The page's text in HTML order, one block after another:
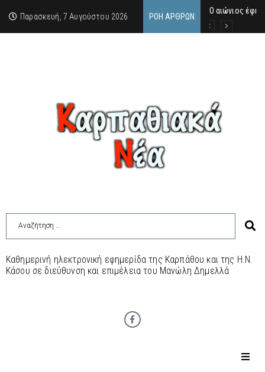
Παρασκευή, 7 Αυγούστου 2026 ΡΟΉ ΆΡΘΡΩΝ
Ο αιώνιος
Δικαστική
Άμεση
Καθημερινή ηλεκτρονική εφημερίδα της Καρπάθου και της Η.Ν.
Κάσου σε διεύθυνση και επιμέλεια του Μανώλη Δημελλά